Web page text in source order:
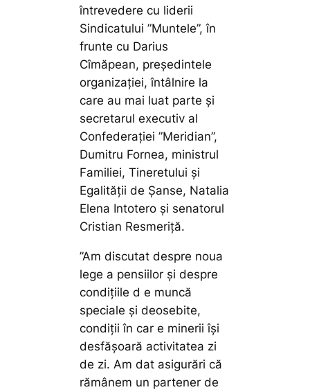
întrevedere cu liderii
Sindicatului ”Muntele”, în
frunte cu Darius
Cîmăpean, președintele
organizației, întâlnire la
care au mai luat parte și
secretarul executiv al
Confederației ”Meridian”,
Dumitru Fornea, ministrul
Familiei, Tineretului și
Egalității de Șanse, Natalia
Elena Intotero și senatorul
Cristian Resmeriță.
”Am discutat despre noua
lege a pensiilor și despre
condițiile d e muncă
speciale și deosebite,
condiții în car e minerii își
desfășoară activitatea zi
de zi. Am dat asigurări că
rămânem un partener de